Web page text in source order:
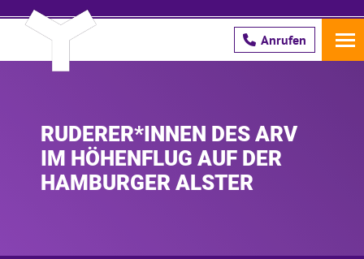
Anrufen
Pflichtfeld
Name*
RUDERER*INNEN DES ARV
IM HÖHENFLUG AUF DER
HAMBURGER ALSTER